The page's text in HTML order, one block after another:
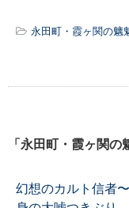
永田町・霞ヶ関の魑
「永田町・霞ヶ関
幻想のカルト信者